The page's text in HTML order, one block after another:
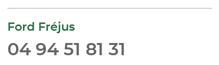
Ford Fréjus
04 94 51 81 31